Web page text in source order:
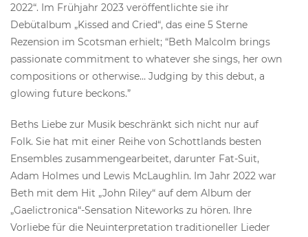
2022“. Im Frühjahr 2023 veröffentlichte sie ihr
Debütalbum „Kissed and Cried“, das eine 5 Sterne
Rezension im Scotsman erhielt; “Beth Malcolm brings
passionate commitment to whatever she sings, her own
compositions or otherwise… Judging by this debut, a
glowing future beckons.”
Beths Liebe zur Musik beschränkt sich nicht nur auf
Folk. Sie hat mit einer Reihe von Schottlands besten
Ensembles zusammengearbeitet, darunter Fat-Suit,
Adam Holmes und Lewis McLaughlin. Im Jahr 2022 war
Beth mit dem Hit „John Riley“ auf dem Album der
„Gaelictronica“-Sensation Niteworks zu hören. Ihre
Vorliebe für die Neuinterpretation traditioneller Lieder